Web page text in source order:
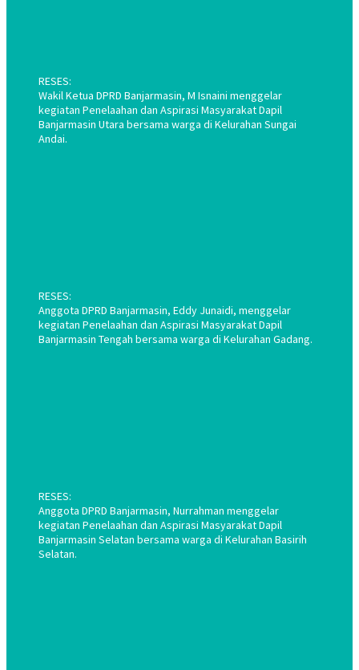
RESES:
Wakil Ketua DPRD Banjarmasin, M Isnaini menggelar
kegiatan Penelaahan dan Aspirasi Masyarakat Dapil
Banjarmasin Utara bersama warga di Kelurahan Sungai
Andai.
RESES:
Anggota DPRD Banjarmasin, Eddy Junaidi, menggelar
kegiatan Penelaahan dan Aspirasi Masyarakat Dapil
Banjarmasin Tengah bersama warga di Kelurahan Gadang.
RESES:
Anggota DPRD Banjarmasin, Nurrahman menggelar
kegiatan Penelaahan dan Aspirasi Masyarakat Dapil
Banjarmasin Selatan bersama warga di Kelurahan Basirih
Selatan.